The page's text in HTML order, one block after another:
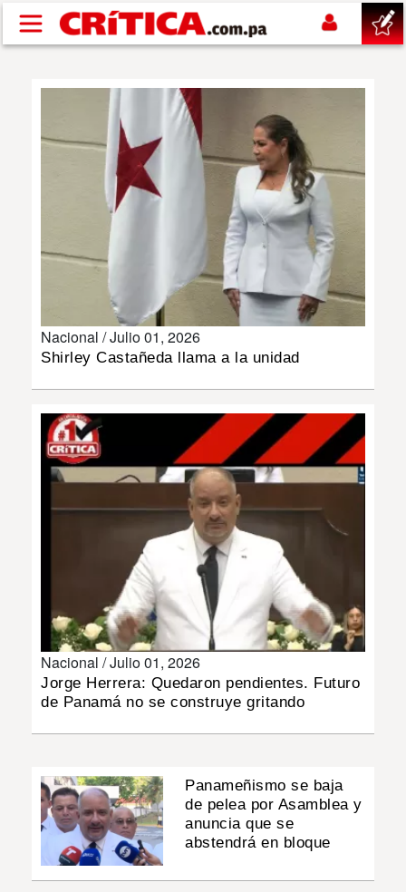
Pasar al contenido principal
DEPORTES
MUNDO
INSÓLITAS
Nacional /Julio 01, 2026
Shirley Castañeda llama a la unidad
Nacional /Julio 01, 2026
Jorge Herrera: Quedaron pendientes. Futuro
de Panamá no se construye gritando
Panameñismo se baja
de pelea por Asamblea y
anuncia que se
abstendrá en bloque